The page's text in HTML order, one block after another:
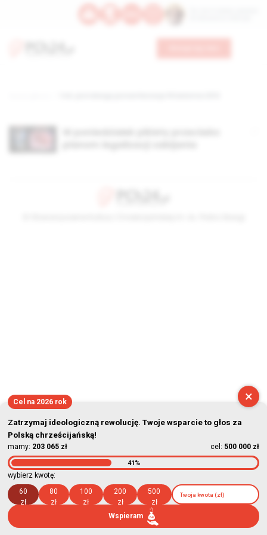
×
Cel na 2026 rok
Zatrzymaj ideologiczną rewolucję. Twoje wsparcie to głos za
Polską chrześcijańską!
mamy: 203 065 zł cel: 500 000 zł
41%
wybierz kwotę:
60
zł
80
zł
100
zł
200
zł
500
zł
Wspieram